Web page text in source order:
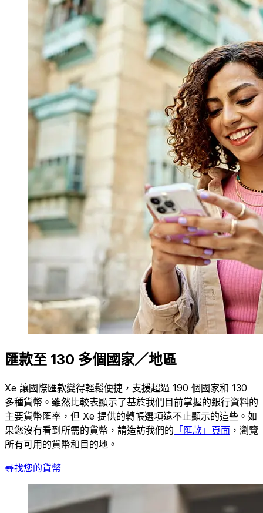
匯款至 130 多個國家／地區
Xe 讓國際匯款變得輕鬆便捷，支援超過 190 個國家和 130
多種貨幣。雖然比較表顯示了基於我們目前掌握的銀行資料的
主要貨幣匯率，但 Xe 提供的轉帳選項遠不止顯示的這些。如
果您沒有看到所需的貨幣，請造訪我們的 「匯款」頁面 ，瀏覽
所有可用的貨幣和目的地。
尋找您的貨幣